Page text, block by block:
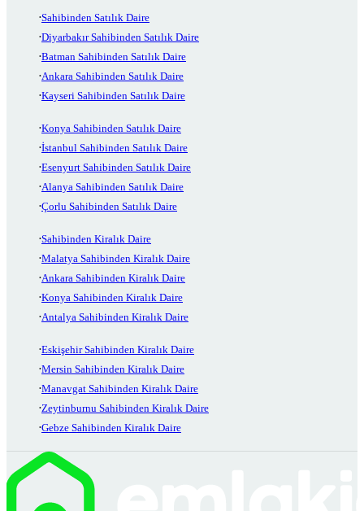
Sahibinden Satılık Daire
Diyarbakır Sahibinden Satılık Daire
Batman Sahibinden Satılık Daire
Ankara Sahibinden Satılık Daire
Kayseri Sahibinden Satılık Daire
Konya Sahibinden Satılık Daire
İstanbul Sahibinden Satılık Daire
Esenyurt Sahibinden Satılık Daire
Alanya Sahibinden Satılık Daire
Çorlu Sahibinden Satılık Daire
Sahibinden Kiralık Daire
Malatya Sahibinden Kiralık Daire
Ankara Sahibinden Kiralık Daire
Konya Sahibinden Kiralık Daire
Antalya Sahibinden Kiralık Daire
Eskişehir Sahibinden Kiralık Daire
Mersin Sahibinden Kiralık Daire
Manavgat Sahibinden Kiralık Daire
Zeytinburnu Sahibinden Kiralık Daire
Gebze Sahibinden Kiralık Daire